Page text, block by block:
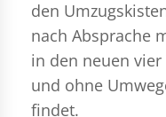
den
nach Absprache
in den neuen
und ohne
findet.